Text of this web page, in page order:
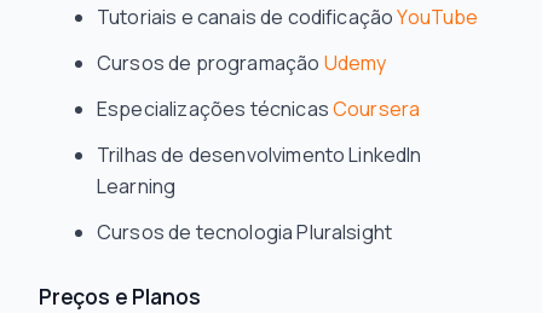
Tutoriais e canais de codificaçãoYouTube
Cursos de programação Udemy
Especializações técnicasCoursera
Trilhas de desenvolvimento LinkedIn
Learning
Cursos de tecnologia Pluralsight
Preços e Planos